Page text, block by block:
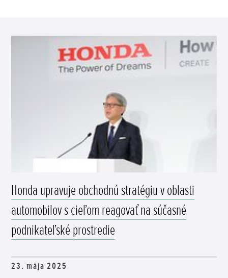
Honda upravuje obchodnú stratégiu v oblasti
automobilov s cieľom reagovať na súčasné
podnikateľské prostredie
23. mája 2025